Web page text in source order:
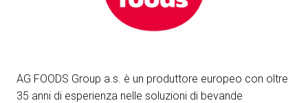
RICHIEDI UN PREVENTIVO
AG FOODS Group a.s. è un produttore europeo con oltre
35 anni di esperienza nelle soluzioni di bevande